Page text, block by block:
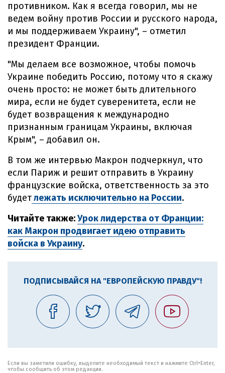
противником. Как я всегда говорил, мы не
ведем войну против России и русского народа,
и мы поддерживаем Украину", – отметил
президент Франции.
"Мы делаем все возможное, чтобы помочь
Украине победить Россию, потому что я скажу
очень просто: не может быть длительного
мира, если не будет суверенитета, если не
будет возвращения к международно
признанным границам Украины, включая
Крым", – добавил он.
В том же интервью Макрон подчеркнул, что
если Париж и решит отправить в Украину
французские войска, ответственность за это
будетлежать исключительно на России.
Читайте также:Урок лидерства от Франции:
как Макрон продвигает идею отправить
войска в Украину.
ПОДПИСЫВАЙСЯ НА "ЕВРОПЕЙСКУЮ ПРАВДУ"!
Если вы заметили ошибку, выделите необходимый текст и нажмите Ctrl+Enter,
чтобы сообщить об этом редакции.